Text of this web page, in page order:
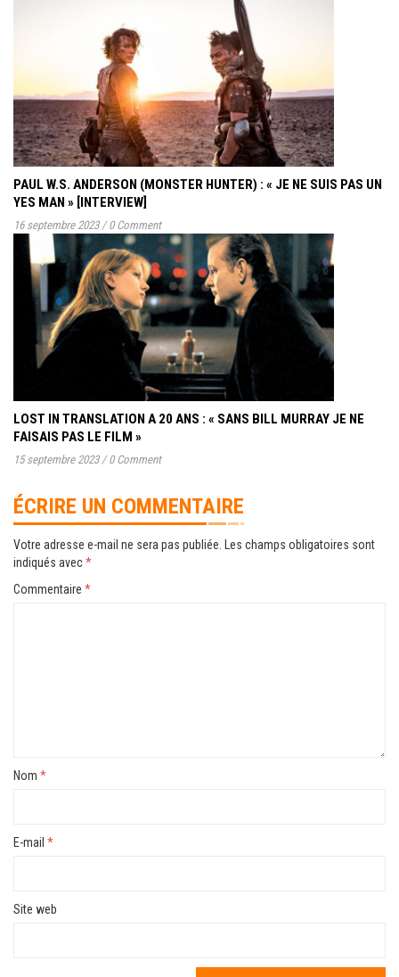
PAUL W.S. ANDERSON (MONSTER HUNTER) : « JE NE SUIS PAS UN
YES MAN » [INTERVIEW]
16 septembre 2023 / 0 Comment
LOST IN TRANSLATION A 20 ANS : « SANS BILL MURRAY JE NE
FAISAIS PAS LE FILM »
15 septembre 2023 / 0 Comment
ÉCRIRE UN COMMENTAIRE
Votre adresse e-mail ne sera pas publiée. Les champs obligatoires sont
indiqués avec*
Commentaire *
Nom *
E-mail *
Site web